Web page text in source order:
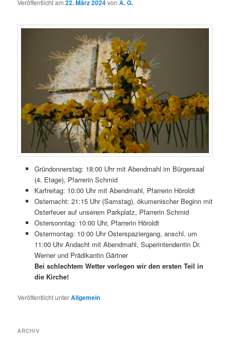
Veröffentlicht am22. März 2024vonA. G.
Gründonnerstag: 18:00 Uhr mit Abendmahl im Bürgersaal
(4. Etage), Pfarrerin Schmid
Karfreitag: 10:00 Uhr mit Abendmahl, Pfarrerin Höroldt
Osternacht: 21:15 Uhr (Samstag), ökumenischer Beginn mit
Osterfeuer auf unserem Parkplatz, Pfarrerin Schmid
Ostersonntag: 10:00 Uhr, Pfarrerin Höroldt
Ostermontag: 10:00 Uhr Osterspaziergang, anschl. um
11:00 Uhr Andacht mit Abendmahl, Superintendentin Dr.
Werner und Prädikantin Gärtner
Bei schlechtem Wetter verlegen wir den ersten Teil in
die Kirche!
Veröffentlicht unterAllgemein
ARCHIV